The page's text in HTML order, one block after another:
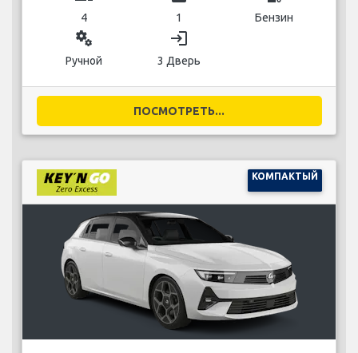
4 1 Бензин
miscellaneous_services
Ручной
login
3 Дверь
ПОСМОТРЕТЬ...
КОМПАКТЫЙ